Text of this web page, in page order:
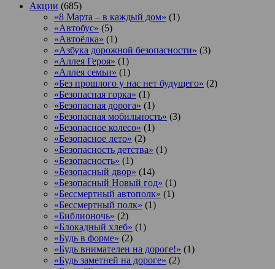
Акции (685)
«8 Марта – в каждый дом» (1)
«Автобус» (5)
«Автоёлка» (1)
«Азбука дорожной безопасности» (3)
«Аллея Героя» (1)
«Аллея семьи» (1)
«Без прошлого у нас нет будущего» (2)
«Безопасная горка» (1)
«Безопасная дорога» (1)
«Безопасная мобильность» (3)
«Безопасное колесо» (1)
«Безопасное лето» (2)
«Безопасность детства» (1)
«Безопасность» (1)
«Безопасный двор» (14)
«Безопасный Новый год» (1)
«Бессмертный автополк» (1)
«Бессмертный полк» (1)
«Библионочь» (2)
«Блокадный хлеб» (1)
«Будь в форме» (2)
«Будь внимателен на дороге!» (1)
«Будь заметней на дороге» (2)